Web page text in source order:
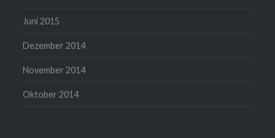
Juni 2015
Dezember 2014
November 2014
Oktober 2014